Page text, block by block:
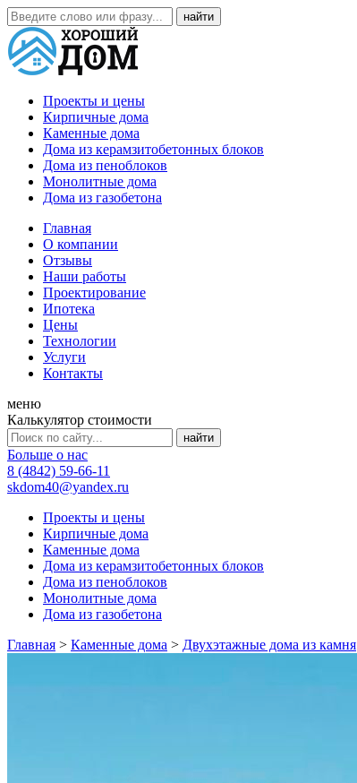
Проекты и цены
Кирпичные дома
Каменные дома
Дома из керамзитобетонных блоков
Дома из пеноблоков
Монолитные дома
Дома из газобетона
Главная
О компании
Отзывы
Наши работы
Проектирование
Ипотека
Цены
Технологии
Услуги
Контакты
меню
Калькулятор стоимости
Больше о нас
8 (4842) 59-66-11
skdom40@yandex.ru
Проекты и цены
Кирпичные дома
Каменные дома
Дома из керамзитобетонных блоков
Дома из пеноблоков
Монолитные дома
Дома из газобетона
Главная > Каменные дома > Двухэтажные дома из камня